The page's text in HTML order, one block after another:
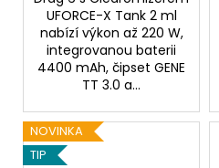
UFORCE-X Tank 2 ml
nabízí výkon až 220 W,
integrovanou baterii
4400 mAh, čipset GENE
TT 3.0 a...
NOVINKA
TIP